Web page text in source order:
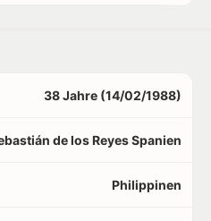
38 Jahre (14/02/1988)
de los Reyes Spanien
Philippinen